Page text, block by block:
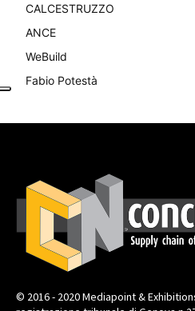
CALCESTRUZZO
ANCE
WeBuild
Fabio Potestà
© 2016 - 2020 Mediapoint &